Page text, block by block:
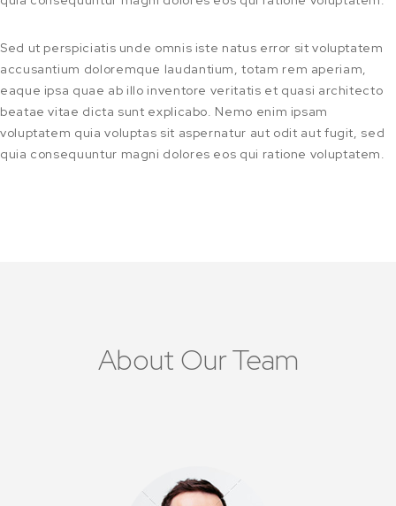
Sed ut perspiciatis unde omnis iste natus error sit voluptatem
accusantium doloremque laudantium, totam rem aperiam,
eaque ipsa quae ab illo inventore veritatis et quasi architecto
beatae vitae dicta sunt explicabo. Nemo enim ipsam
voluptatem quia voluptas sit aspernatur aut odit aut fugit, sed
quia consequuntur magni dolores eos qui ratione voluptatem.
About Our Team